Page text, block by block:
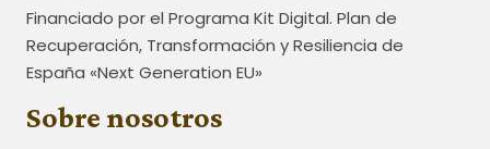
Financiado por el Programa Kit Digital. Plan de
Recuperación, Transformación y Resiliencia de
España «Next Generation EU»
Sobre nosotros